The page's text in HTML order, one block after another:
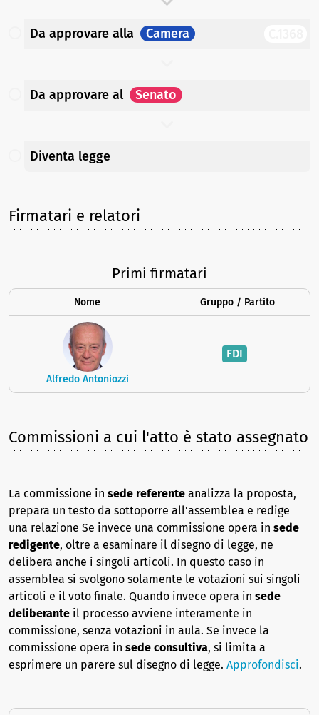
Da approvare alla Camera
Da approvare al Senato
Diventa legge
Firmatari e relatori
Primi firmatari
Nome Gruppo / Partito
Alfredo Antoniozzi
FDI
Commissioni a cui l'atto è stato assegnato
La commissione in sede referente analizza la proposta,
prepara un testo da sottoporre all’assemblea e redige
una relazione Se invece una commissione opera in sede
redigente, oltre a esaminare il disegno di legge, ne
delibera anche i singoli articoli. In questo caso in
assemblea si svolgono solamente le votazioni sui singoli
articoli e il voto finale. Quando invece opera in sede
deliberante il processo avviene interamente in
commissione, senza votazioni in aula. Se invece la
commissione opera in sede consultiva, si limita a
esprimere un parere sul disegno di legge. Approfondisci.